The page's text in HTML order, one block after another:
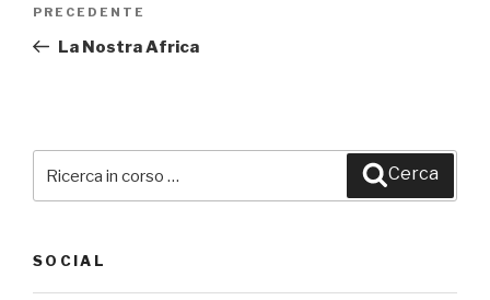
Articolo
precedente:
PRECEDENTE
La Nostra Africa
Cerca
SOCIAL